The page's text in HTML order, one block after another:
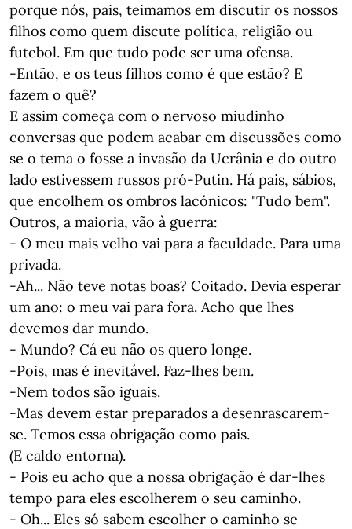
porque nós, pais, teimamos em discutir os nossos
filhos como quem discute política, religião ou
futebol. Em que tudo pode ser uma ofensa.
-Então, e os teus filhos como é que estão? E
fazem o quê?
E assim começa com o nervoso miudinho
conversas que podem acabar em discussões como
se o tema o fosse a invasão da Ucrânia e do outro
lado estivessem russos pró-Putin. Há pais, sábios,
que encolhem os ombros lacónicos: "Tudo bem".
Outros, a maioria, vão à guerra:
- O meu mais velho vai para a faculdade. Para uma
privada.
-Ah... Não teve notas boas? Coitado. Devia esperar
um ano: o meu vai para fora. Acho que lhes
devemos dar mundo.
- Mundo? Cá eu não os quero longe.
-Pois, mas é inevitável. Faz-lhes bem.
-Nem todos são iguais.
-Mas devem estar preparados a desenrascarem-
se. Temos essa obrigação como pais.
(E caldo entorna).
- Pois eu acho que a nossa obrigação é dar-lhes
tempo para eles escolherem o seu caminho.
- Oh... Eles só sabem escolher o caminho se